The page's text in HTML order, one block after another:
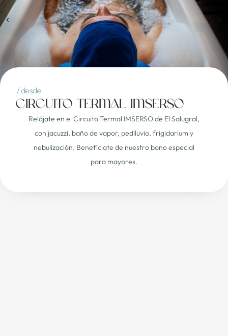
/ desde
Circuito Termal IMSERSO
Relájate en el Circuito Termal IMSERSO de El Salugral,
con jacuzzi, baño de vapor, pediluvio, frigidarium y
nebulización. Benefíciate de nuestro bono especial
para mayores.